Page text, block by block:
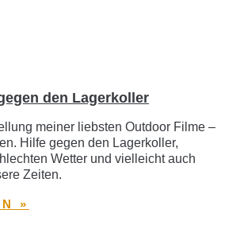
den Lagerkoller
meiner liebsten Outdoor Filme –
Hilfe gegen den Lagerkoller,
Wetter und vielleicht auch
Zeiten.
»